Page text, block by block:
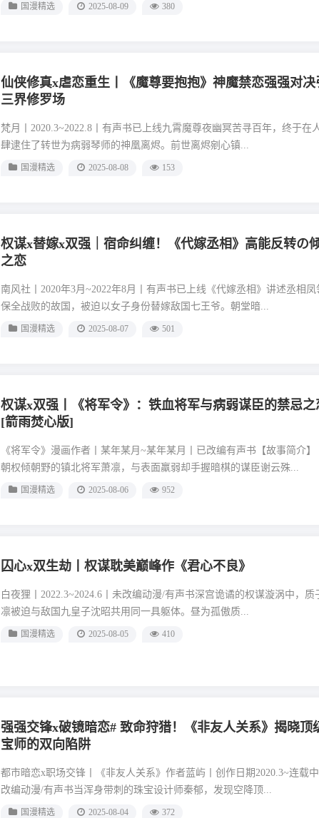
国漫精选 2025-08-09 380
仙侠修真x虐恋重生丨《魔尊要抱抱》神魔禁恋强强对决
三界修罗场
梵月丨2020.3~2022.8丨有声书已上线九霄魔尊夜幽冥苦寻百年，终于在
肆逮住了转世为病弱琴师的神凰离烬。前世离烬剜心镇...
国漫精选 2025-08-08 153
权谋x替嫁x双强｜宿命纠缠！《代嫁丞相》高能反转の
之恋
南风社丨2020年3月~2022年8月丨有声书已上线《代嫁丞相》讲述丞相凤
保全战败的故国，被迫以女子身份替嫁敌国七王爷。朝堂暗...
国漫精选 2025-08-07 501
权谋x双强丨《将军令》：铁血将军与病弱谋臣的禁忌之
[箭雨焚心版]
《将军令》漫画作者丨某年某月~某年某月丨已改编有声书【故事简介】 大雍
朝权倾朝野的镇北将军萧凛，与表面羸弱却手握暗棋的谋臣谢云殊...
国漫精选 2025-08-06 952
囚心x双生劫丨权谋耽美巅峰作《君心不良》
白夜狸丨2022.3~2024.6丨未改编动漫/有声书深宫诡谲的权谋漩涡中，质
凛被迫与敌国九皇子沈昭共用同一具躯体。昼为孤傲质...
国漫精选 2025-08-05 410
强强交锋x破镜暗恋# 致命狩猎！《非友人关系》揭晓顶
宝师的双向陷阱
都市暗恋x职场交锋丨《非友人关系》作者蓝屿丨创作日期2020.3~连载
改编动漫/有声书当浑身带刺的珠宝设计师秦郁，发现空降顶...
国漫精选 2025-08-04 372